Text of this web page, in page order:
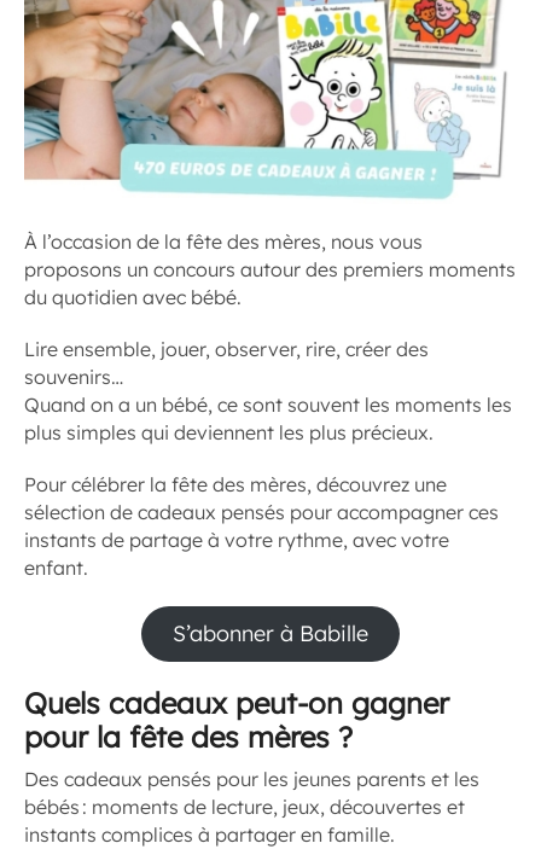
À l’occasion de la fête des mères, nous vous
proposons un concours autour des premiers moments
du quotidien avec bébé.
Lire ensemble, jouer, observer, rire, créer des
souvenirs…
Quand on a un bébé, ce sont souvent les moments les
plus simples qui deviennent les plus précieux.
Pour célébrer la fête des mères, découvrez une
sélection de cadeaux pensés pour accompagner ces
instants de partage à votre rythme, avec votre
enfant.
S’abonner à Babille
Quels cadeaux peut-on gagner
pour la fête des mères ?
Des cadeaux pensés pour les jeunes parents et les
bébés : moments de lecture, jeux, découvertes et
instants complices à partager en famille.